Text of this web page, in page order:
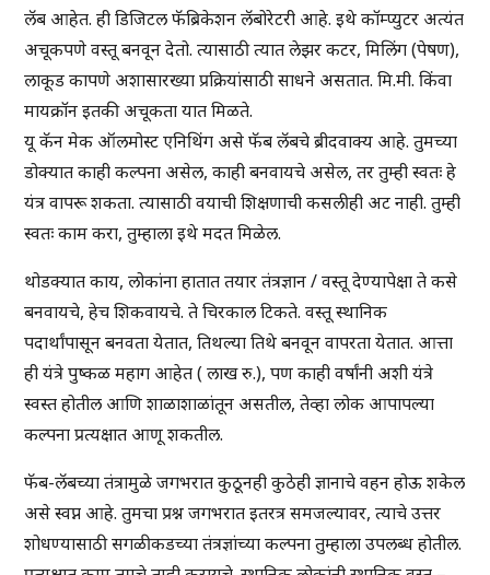
लॅब आहेत. ही डिजिटल फॅब्रिकेशन लॅबोरेटरी आहे. इथे कॉम्प्युटर अत्यंत
अचूकपणे वस्तू बनवून देतो. त्यासाठी त्यात लेझर कटर, मिलिंग (पेषण),
लाकूड कापणे अशासारख्या प्रक्रियांसाठी साधने असतात. मि.मी. किंवा
मायक्रॉन इतकी अचूकता यात मिळते.
यू कॅन मेक ऑलमोस्ट एनिथिंग असे फॅब लॅबचे ब्रीदवाक्य आहे. तुमच्या
डोक्यात काही कल्पना असेल, काही बनवायचे असेल, तर तुम्ही स्वतः हे
यंत्र वापरू शकता. त्यासाठी वयाची शिक्षणाची कसलीही अट नाही. तुम्ही
स्वतः काम करा, तुम्हाला इथे मदत मिळेल.
थोडक्यात काय, लोकांना हातात तयार तंत्रज्ञान / वस्तू देण्यापेक्षा ते कसे
बनवायचे, हेच शिकवायचे. ते चिरकाल टिकते. वस्तू स्थानिक
पदार्थांपासून बनवता येतात, तिथल्या तिथे बनवून वापरता येतात. आत्ता
ही यंत्रे पुष्कळ महाग आहेत ( लाख रु.), पण काही वर्षांनी अशी यंत्रे
स्वस्त होतील आणि शाळाशाळांतून असतील, तेव्हा लोक आपापल्या
कल्पना प्रत्यक्षात आणू शकतील.
फॅब-लॅबच्या तंत्रामुळे जगभरात कुठूनही कुठेही ज्ञानाचे वहन होऊ शकेल
असे स्वप्न आहे. तुमचा प्रश्न जगभरात इतरत्र समजल्यावर, त्याचे उत्तर
शोधण्यासाठी सगळीकडच्या तंत्रज्ञांच्या कल्पना तुम्हाला उपलब्ध होतील.